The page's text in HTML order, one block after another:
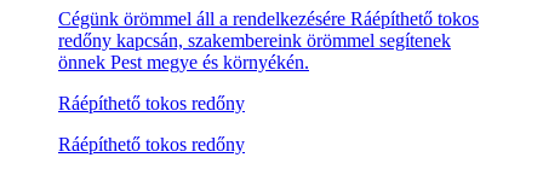
Cégünk örömmel áll a rendelkezésére Ráépíthető tokos
redőny kapcsán, szakembereink örömmel segítenek
önnek Pest megye és környékén.
Ráépíthető tokos redőny
Ráépíthető tokos redőny